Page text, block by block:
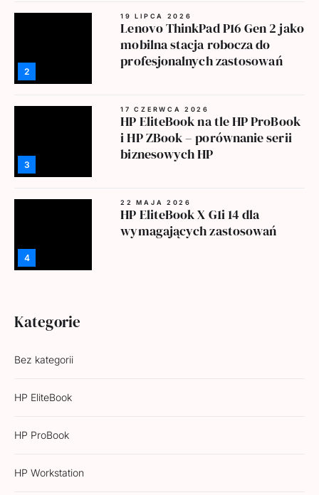
2
19 LIPCA 2026
Lenovo ThinkPad P16 Gen 2 jako
mobilna stacja robocza do
profesjonalnych zastosowań
3
17 CZERWCA 2026
HP EliteBook na tle HP ProBook
i HP ZBook – porównanie serii
biznesowych HP
4
22 MAJA 2026
HP EliteBook X G1i 14 dla
wymagających zastosowań
Kategorie
Bez kategorii
HP EliteBook
HP ProBook
HP Workstation